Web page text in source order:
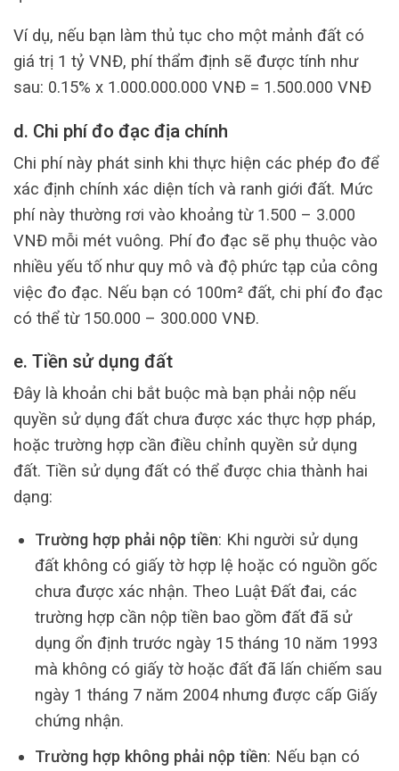
Ví dụ, nếu bạn làm thủ tục cho một mảnh đất có
giá trị 1 tỷ VNĐ, phí thẩm định sẽ được tính như
sau: 0.15% x 1.000.000.000 VNĐ = 1.500.000 VNĐ
d. Chi phí đo đạc địa chính
Chi phí này phát sinh khi thực hiện các phép đo để
xác định chính xác diện tích và ranh giới đất. Mức
phí này thường rơi vào khoảng từ 1.500 – 3.000
VNĐ mỗi mét vuông. Phí đo đạc sẽ phụ thuộc vào
nhiều yếu tố như quy mô và độ phức tạp của công
việc đo đạc. Nếu bạn có 100m² đất, chi phí đo đạc
có thể từ 150.000 – 300.000 VNĐ.
e. Tiền sử dụng đất
Đây là khoản chi bắt buộc mà bạn phải nộp nếu
quyền sử dụng đất chưa được xác thực hợp pháp,
hoặc trường hợp cần điều chỉnh quyền sử dụng
đất. Tiền sử dụng đất có thể được chia thành hai
dạng:
Trường hợp phải nộp tiền: Khi người sử dụng
đất không có giấy tờ hợp lệ hoặc có nguồn gốc
chưa được xác nhận. Theo Luật Đất đai, các
trường hợp cần nộp tiền bao gồm đất đã sử
dụng ổn định trước ngày 15 tháng 10 năm 1993
mà không có giấy tờ hoặc đất đã lấn chiếm sau
ngày 1 tháng 7 năm 2004 nhưng được cấp Giấy
chứng nhận.
Trường hợp không phải nộp tiền: Nếu bạn có